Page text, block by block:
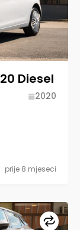
Diesel
2020
prije 8 mjeseci